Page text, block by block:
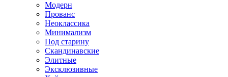
Модерн
Прованс
Неоклассика
Минимализм
Под старину
Скандинавские
Элитные
Эксклюзивные